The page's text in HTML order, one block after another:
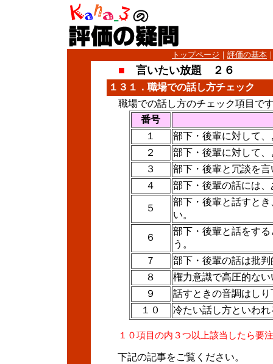
トップページ ｜ 評価の基本
■ 言いたい放題 ２６
１３１．職場での話し方チェック
職場での話し方のチェック項目で
番号
１
部下・後輩に対して
２
部下・後輩に対して
３
部下・後輩と冗談を
４
部下・後輩の話には
５
部下・後輩と話すと
い。
６
部下・後輩と話をす
う。
７
部下・後輩の話は批
８
権力意識で高圧的な
９
話すときの音調はし
１０
冷たい話し方といわ
１０項目の内３つ以上該当したら要
下記の記事をご覧ください。